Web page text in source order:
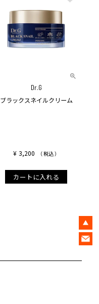
Dr.G
ブラックスネイルクリーム
¥ 3,200 税込
カートに入れる